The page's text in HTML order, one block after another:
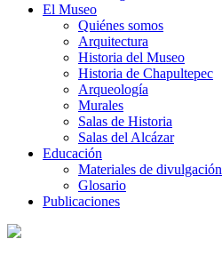
El Museo
Quiénes somos
Arquitectura
Historia del Museo
Historia de Chapultepec
Arqueología
Murales
Salas de Historia
Salas del Alcázar
Educación
Materiales de divulgación
Glosario
Publicaciones